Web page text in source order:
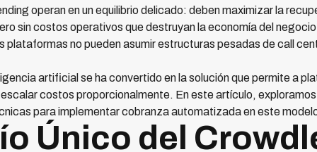
operan en un equilibrio delicado: deben maximizar la
sin costos operativos que destruyan la economía del
plataformas no pueden asumir estructuras pesadas de call
artificial se ha convertido en la solución que permite a
costos proporcionalmente. En este artículo,
para implementar cobranza automatizada en este
Único del